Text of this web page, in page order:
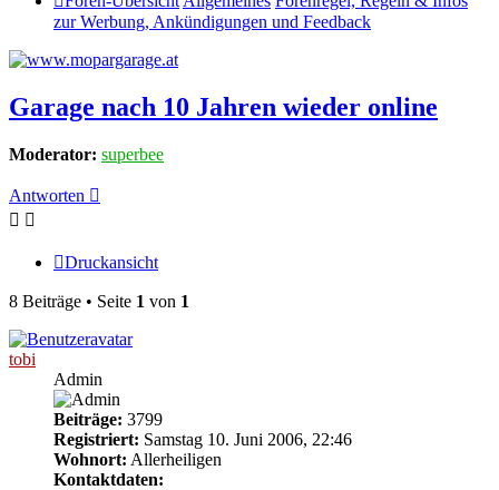
zur Werbung, Ankündigungen und Feedback
Garage nach 10 Jahren wieder online
Moderator: superbee
Antworten
Druckansicht
8 Beiträge • Seite 1 von 1
tobi
Admin
Beiträge: 3799
Registriert: Samstag 10. Juni 2006, 22:46
Wohnort: Allerheiligen
Kontaktdaten: